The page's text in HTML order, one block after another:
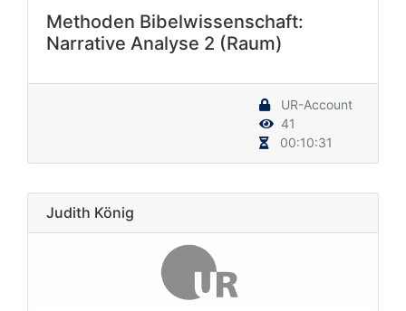
Methoden Bibelwissenschaft:
Narrative Analyse 2 (Raum)
UR-Account
41
00:10:31
Judith König